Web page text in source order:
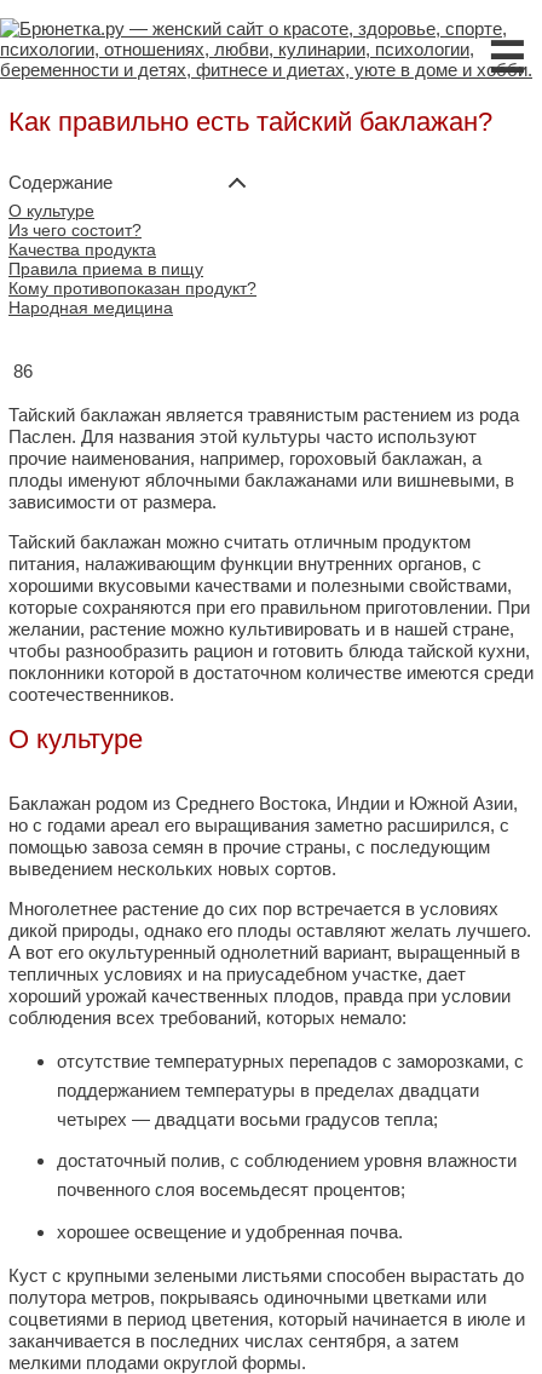
☰
Как правильно есть тайский баклажан?
Содержание
О культуре
Из чего состоит?
Качества продукта
Правила приема в пищу
Кому противопоказан продукт?
Народная медицина
86
Тайский баклажан является травянистым растением из рода
Паслен. Для названия этой культуры часто используют
прочие наименования, например, гороховый баклажан, а
плоды именуют яблочными баклажанами или вишневыми, в
зависимости от размера.
Тайский баклажан можно считать отличным продуктом
питания, налаживающим функции внутренних органов, с
хорошими вкусовыми качествами и полезными свойствами,
которые сохраняются при его правильном приготовлении. При
желании, растение можно культивировать и в нашей стране,
чтобы разнообразить рацион и готовить блюда тайской кухни,
поклонники которой в достаточном количестве имеются среди
соотечественников.
О культуре
Баклажан родом из Среднего Востока, Индии и Южной Азии,
но с годами ареал его выращивания заметно расширился, с
помощью завоза семян в прочие страны, с последующим
выведением нескольких новых сортов.
Многолетнее растение до сих пор встречается в условиях
дикой природы, однако его плоды оставляют желать лучшего.
А вот его окультуренный однолетний вариант, выращенный в
тепличных условиях и на приусадебном участке, дает
хороший урожай качественных плодов, правда при условии
соблюдения всех требований, которых немало:
отсутствие температурных перепадов с заморозками, с
поддержанием температуры в пределах двадцати
четырех — двадцати восьми градусов тепла;
достаточный полив, с соблюдением уровня влажности
почвенного слоя восемьдесят процентов;
хорошее освещение и удобренная почва.
Куст с крупными зелеными листьями способен вырастать до
полутора метров, покрываясь одиночными цветками или
соцветиями в период цветения, который начинается в июле и
заканчивается в последних числах сентября, а затем
мелкими плодами округлой формы.